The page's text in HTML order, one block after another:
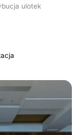
ulotek